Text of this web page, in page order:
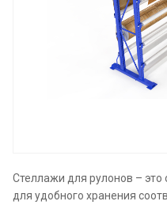
Стеллажи для рулонов –
для удобного хранения